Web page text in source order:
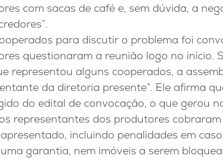
com sacas de café e, sem dúvida, a
para discutir o problema foi
questionaram a reunião logo no início.
representou alguns cooperados, a
da diretoria presente”. Ele afirma
do edital de convocação, o que gerou
representantes dos produtores
incluindo penalidades em
garantia, nem imóveis a serem